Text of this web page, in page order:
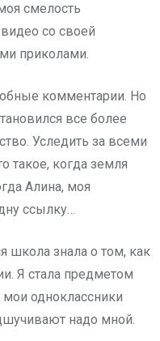
смелость
со своей
приколами.
комментарии. Но
все более
Уследить за всеми
такое, когда земля
Алина, моя
ссылку…
школа знала о том, как
Я стала предметом
мои одноклассники
надо мной.